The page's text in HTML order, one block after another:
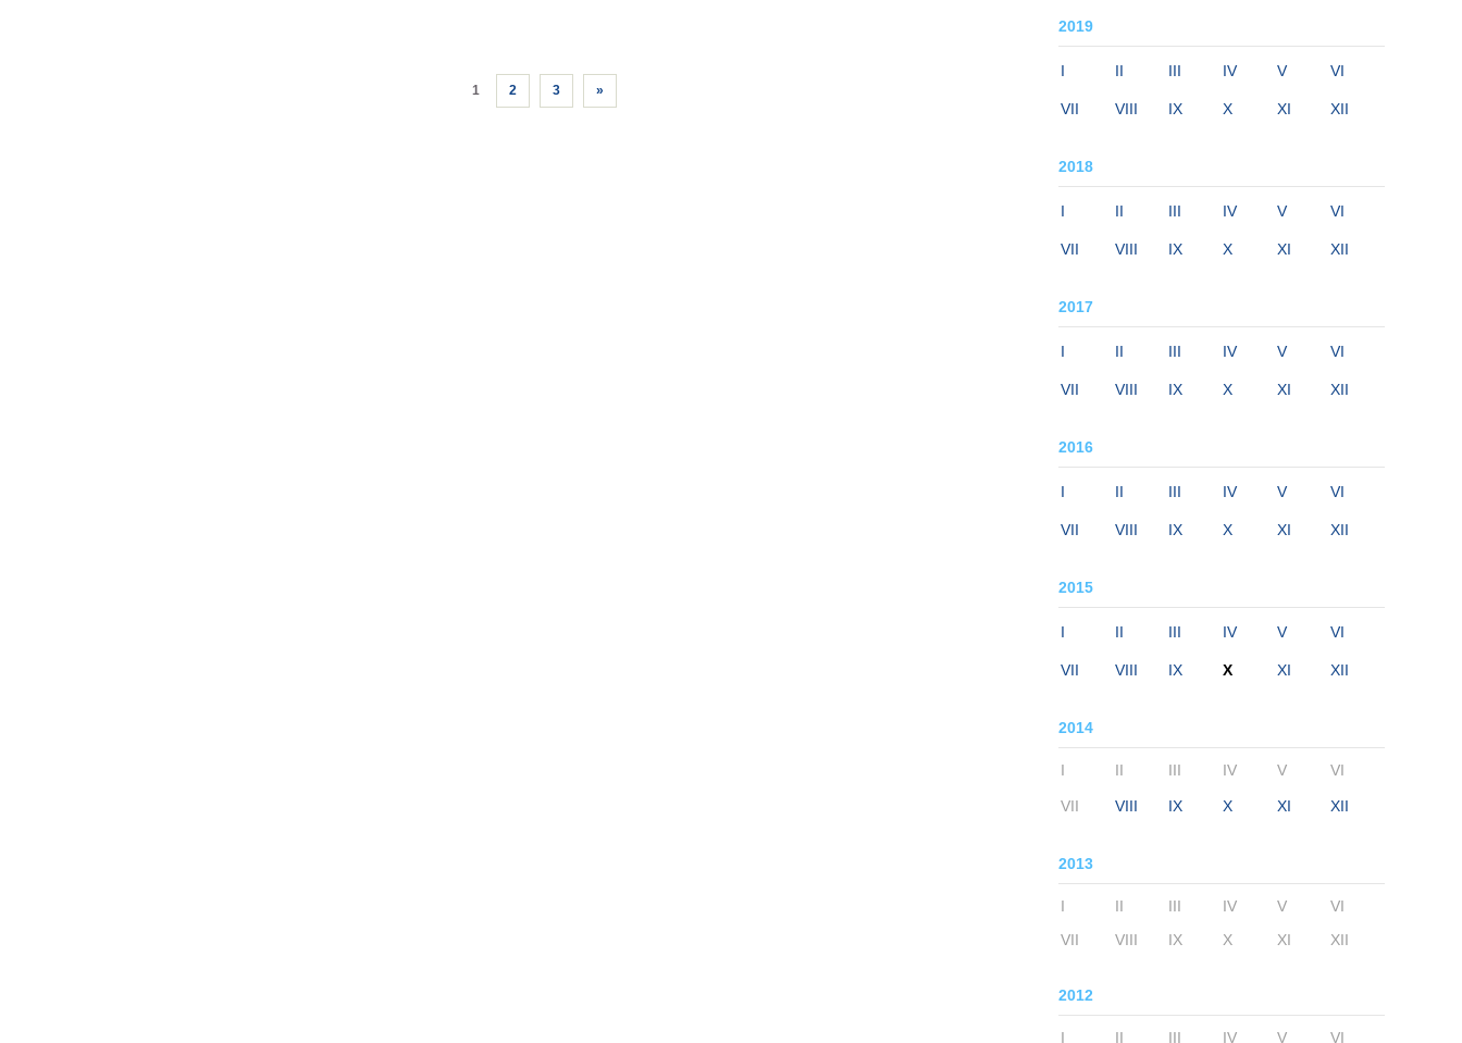
2019
I II III IV V VI
VII VIII IX X XI XII
2018
I II III IV V VI
VII VIII IX X XI XII
2017
I II III IV V VI
VII VIII IX X XI XII
2016
I II III IV V VI
VII VIII IX X XI XII
2015
I II III IV V VI
VII VIII IX X XI XII
2014
I II III IV V VI
VII VIII IX X XI XII
2013
I II III IV V
VI
VII
VIII IX X XI XII
2012
I II III IV V
VI
1 2 3 »